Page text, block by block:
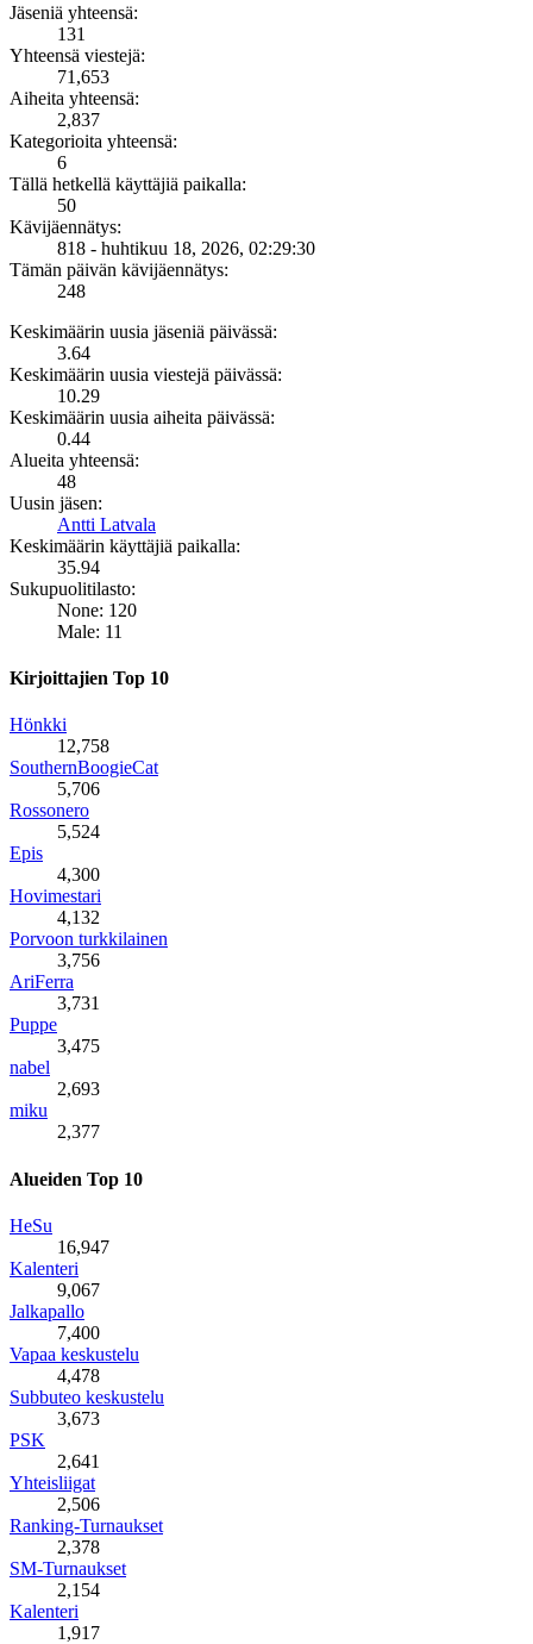
Jäseniä yhteensä:
131
Yhteensä viestejä:
71,653
Aiheita yhteensä:
2,837
Kategorioita yhteensä:
6
Tällä hetkellä käyttäjiä paikalla:
50
Kävijäennätys:
818 - huhtikuu 18, 2026, 02:29:30
Tämän päivän kävijäennätys:
248
Keskimäärin uusia jäseniä päivässä:
3.64
Keskimäärin uusia viestejä päivässä:
10.29
Keskimäärin uusia aiheita päivässä:
0.44
Alueita yhteensä:
48
Uusin jäsen:
Antti Latvala
Keskimäärin käyttäjiä paikalla:
35.94
Sukupuolitilasto:
None: 120
Male: 11
Kirjoittajien Top 10
Hönkki
12,758
SouthernBoogieCat
5,706
Rossonero
5,524
Epis
4,300
Hovimestari
4,132
Porvoon turkkilainen
3,756
AriFerra
3,731
Puppe
3,475
nabel
2,693
miku
2,377
Alueiden Top 10
HeSu
16,947
Kalenteri
9,067
Jalkapallo
7,400
Vapaa keskustelu
4,478
Subbuteo keskustelu
3,673
PSK
2,641
Yhteisliigat
2,506
Ranking-Turnaukset
2,378
SM-Turnaukset
2,154
Kalenteri
1,917